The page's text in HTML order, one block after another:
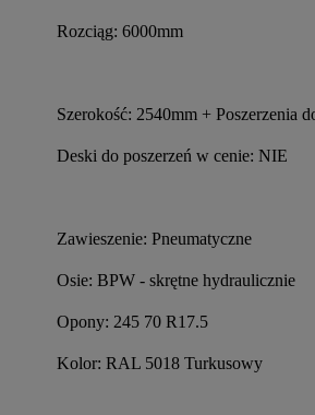
Rozciąg: 6000mm
Szerokość: 2540mm + Poszerzenia
Deski do poszerzeń w cenie: NIE
Zawieszenie: Pneumatyczne
Osie: BPW - skrętne hydraulicznie
Opony: 245 70 R17.5
Kolor: RAL 5018 Turkusowy